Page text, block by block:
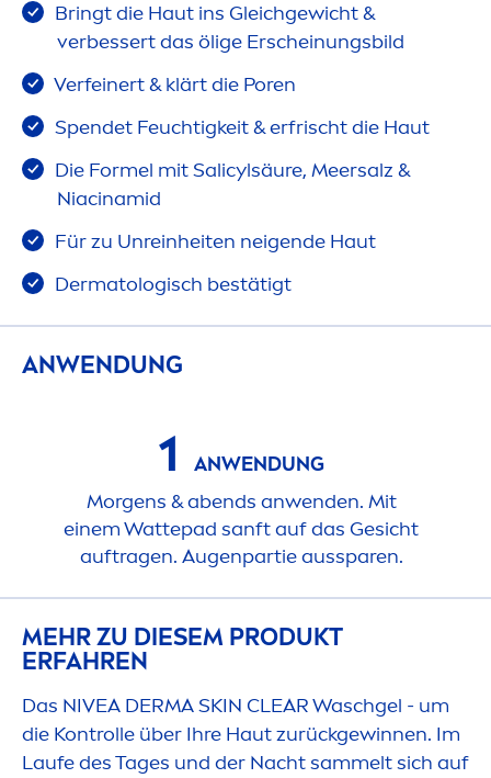
Bringt die Haut ins Gleichgewicht &
verbessert das ölige Erscheinungsbild
Verfeinert & klärt die Poren
Spendet Feuchtigkeit & erfrischt die Haut
Die Formel mit Salicylsäure, Meersalz &
Niacinamid
Für zu Unreinheiten neigende Haut
Dermatologisch bestätigt
ANWENDUNG
1
ANWENDUNG
Morgens & abends anwenden. Mit
einem Wattepad sanft auf das Gesicht
auftragen. Augenpartie aussparen.
MEHR ZU DIESEM PRODUKT
ERFAHREN
Das NIVEA DERMASKIN CLEAR Waschgel - um
die Kontrolle über Ihre Haut zurückgewinnen. Im
Laufe des Tages und der Nacht sammelt sich auf